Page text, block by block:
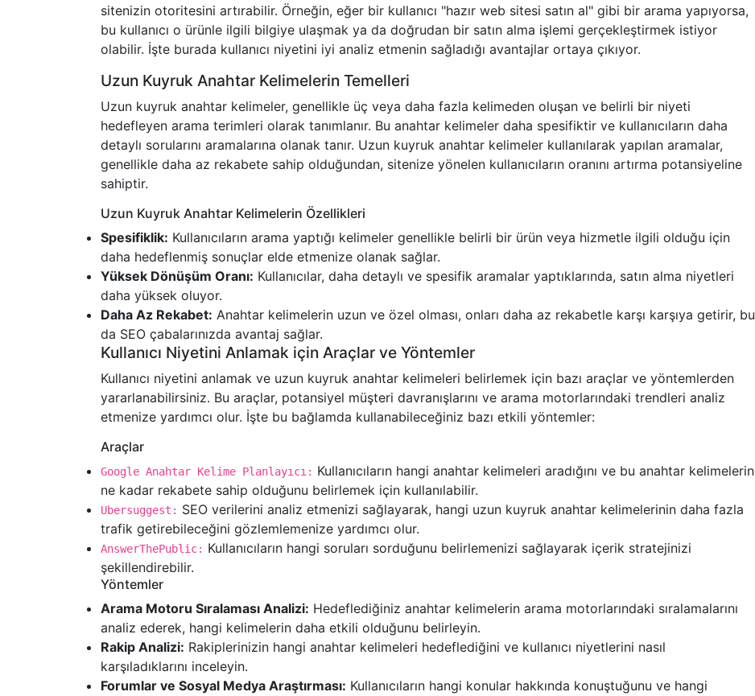
sitenizin otoritesini artırabilir. Örneğin, eğer bir kullanıcı "hazır web sitesi satın al" gibi bir arama yapıyorsa,
bu kullanıcı o ürünle ilgili bilgiye ulaşmak ya da doğrudan bir satın alma işlemi gerçekleştirmek istiyor
olabilir. İşte burada kullanıcı niyetini iyi analiz etmenin sağladığı avantajlar ortaya çıkıyor.
Uzun Kuyruk Anahtar Kelimelerin Temelleri
Uzun kuyruk anahtar kelimeler, genellikle üç veya daha fazla kelimeden oluşan ve belirli bir niyeti
hedefleyen arama terimleri olarak tanımlanır. Bu anahtar kelimeler daha spesifiktir ve kullanıcıların daha
detaylı sorularını aramalarına olanak tanır. Uzun kuyruk anahtar kelimeler kullanılarak yapılan aramalar,
genellikle daha az rekabete sahip olduğundan, sitenize yönelen kullanıcıların oranını artırma potansiyeline
sahiptir.
Uzun Kuyruk Anahtar Kelimelerin Özellikleri
Spesifiklik: Kullanıcıların arama yaptığı kelimeler genellikle belirli bir ürün veya hizmetle ilgili olduğu için
daha hedeflenmiş sonuçlar elde etmenize olanak sağlar.
Yüksek Dönüşüm Oranı: Kullanıcılar, daha detaylı ve spesifik aramalar yaptıklarında, satın alma niyetleri
daha yüksek oluyor.
Daha Az Rekabet: Anahtar kelimelerin uzun ve özel olması, onları daha az rekabetle karşı karşıya getirir, bu
da SEO çabalarınızda avantaj sağlar.
Kullanıcı Niyetini Anlamak için Araçlar ve Yöntemler
Kullanıcı niyetini anlamak ve uzun kuyruk anahtar kelimeleri belirlemek için bazı araçlar ve yöntemlerden
yararlanabilirsiniz. Bu araçlar, potansiyel müşteri davranışlarını ve arama motorlarındaki trendleri analiz
etmenize yardımcı olur. İşte bu bağlamda kullanabileceğiniz bazı etkili yöntemler:
Araçlar
Google Anahtar Kelime Planlayıcı: Kullanıcıların hangi anahtar kelimeleri aradığını ve bu anahtar kelimelerin
ne kadar rekabete sahip olduğunu belirlemek için kullanılabilir.
Ubersuggest: SEO verilerini analiz etmenizi sağlayarak, hangi uzun kuyruk anahtar kelimelerinin daha fazla
trafik getirebileceğini gözlemlemenize yardımcı olur.
AnswerThePublic: Kullanıcıların hangi soruları sorduğunu belirlemenizi sağlayarak içerik stratejinizi
şekillendirebilir.
Yöntemler
Arama Motoru Sıralaması Analizi: Hedeflediğiniz anahtar kelimelerin arama motorlarındaki sıralamalarını
analiz ederek, hangi kelimelerin daha etkili olduğunu belirleyin.
Rakip Analizi: Rakiplerinizin hangi anahtar kelimeleri hedeflediğini ve kullanıcı niyetlerini nasıl
karşıladıklarını inceleyin.
Forumlar ve Sosyal Medya Araştırması: Kullanıcıların hangi konular hakkında konuştuğunu ve hangi